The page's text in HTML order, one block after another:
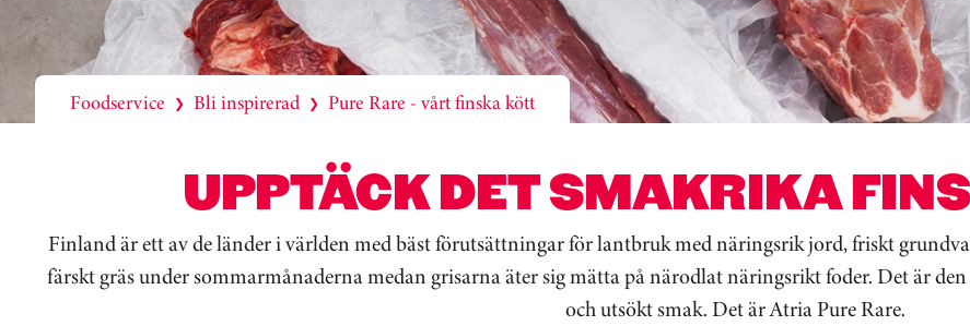
Foodservice ❯ Bli inspirerad ❯ Pure Rare - vårt finska kött
UPPTÄCK DET SMAKRIKA
Finland är ett av de länder i världen med bäst förutsättningar för lantbruk med näringsrik jord, friskt
färskt gräs under sommarmånaderna medan grisarna äter sig mätta på närodlat näringsrikt foder. Det är
och utsökt smak. Det är Atria Pure Rare.